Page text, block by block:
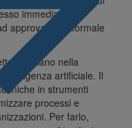
immediato, in
approvazione formale
italiano nella
artificiale. Il
in strumenti
processi e
Per farlo,